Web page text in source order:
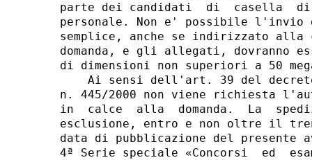
parte dei candidati  di  casella
personale. Non e' possibile
semplice, anche se indirizzato
domanda, e gli allegati, dovranno
di dimensioni non superiori a 50
Ai sensi dell'art. 39 del
n. 445/2000 non viene richiesta
in  calce  alla  domanda.  La
esclusione, entro e non oltre il
data di pubblicazione del
4ª Serie speciale «Concorsi  ed